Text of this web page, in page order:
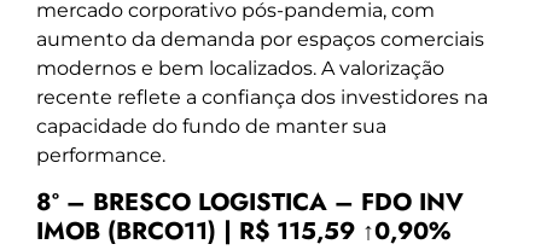
mercado corporativo pós-pandemia, com
aumento da demanda por espaços comerciais
modernos e bem localizados. A valorização
recente reflete a confiança dos investidores na
capacidade do fundo de manter sua
performance.
8º – BRESCO LOGISTICA – FDO INV
IMOB (BRCO11) | R$ 115,59 ↑0,90%